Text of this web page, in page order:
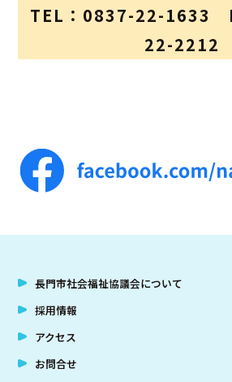
採用情報
アクセス
TEL：0837-22-1633
22-2212
長門市社会福祉協議会について
採用情報
アクセス
お問合せ